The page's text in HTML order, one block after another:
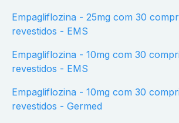
Empagliflozina - 25mg com 30 comprimidos
revestidos - EMS
Empagliflozina - 10mg com 30 comprimidos
revestidos - EMS
Empagliflozina - 10mg com 30 comprimidos
revestidos - Germed